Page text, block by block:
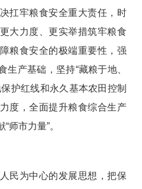
扛牢粮食安全重大责任，时
大力度、更实举措筑牢粮食
粮食安全的极端重要性，强
生产基础，坚持“藏粮于地、
护红线和永久基本农田控制
度，全面提升粮食综合生产
师市力量”。
民为中心的发展思想，把保